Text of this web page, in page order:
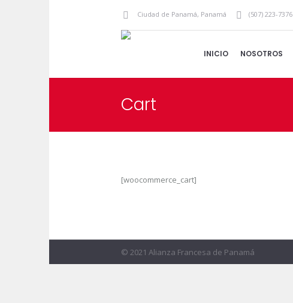
Ciudad de Panamá, Panamá (507) 223-7376
INICIO NOSOTROS
Cart
[woocommerce_cart]
© 2021 Alianza Francesa de Panamá